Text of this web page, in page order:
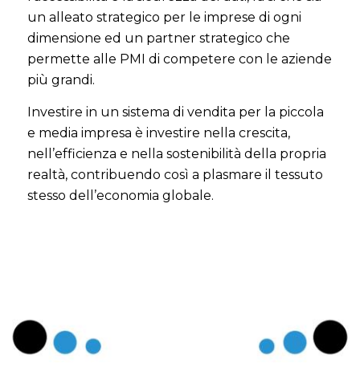
un alleato strategico per le imprese di ogni
dimensione ed un partner strategico che
permette alle PMI di competere con le aziende
più grandi.
Investire in un sistema di vendita per la piccola
e media impresa è investire nella crescita,
nell’efficienza e nella sostenibilità della propria
realtà, contribuendo così a plasmare il tessuto
stesso dell’economia globale.